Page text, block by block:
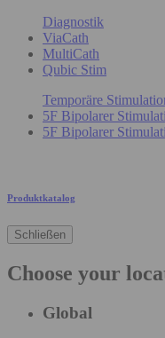
Diagnostik
ViaCath
MultiCath
Qubic Stim
Temporäre
5F Bipolarer
5F Bipolarer
Produktkatalog
Schließen
Choose your
Global